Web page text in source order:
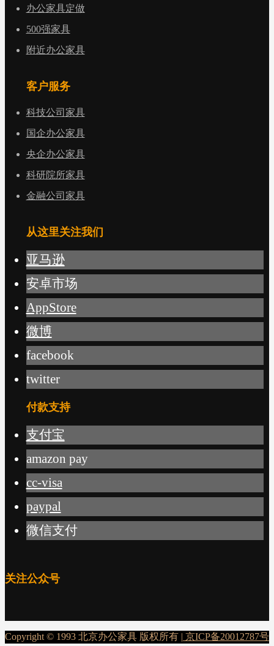
办公家具定做
500强家具
附近办公家具
客户服务
科技公司家具
国企办公家具
央企办公家具
科研院所家具
金融公司家具
从这里关注我们
亚马逊
安卓市场
AppStore
微博
facebook
twitter
付款支持
支付宝
amazon pay
cc-visa
paypal
微信支付
关注公众号
Copyright © 1993 北京办公家具 版权所有 | 京ICP备20012787号